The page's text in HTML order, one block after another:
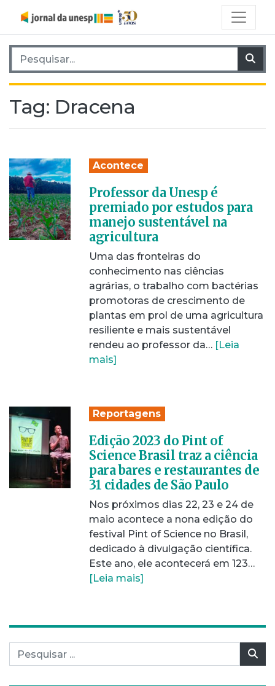
Pesquisar por:
Tag: Dracena
Acontece
Professor da Unesp é
premiado por estudos para
manejo sustentável na
agricultura
Uma das fronteiras do
conhecimento nas ciências
agrárias, o trabalho com bactérias
promotoras de crescimento de
plantas em prol de uma agricultura
resiliente e mais sustentável
rendeu ao professor da… [Leia
mais]
Reportagens
Edição 2023 do Pint of
Science Brasil traz a ciência
para bares e restaurantes de
31 cidades de São Paulo
Nos próximos dias 22, 23 e 24 de
maio acontece a nona edição do
festival Pint of Science no Brasil,
dedicado à divulgação científica.
Este ano, ele acontecerá em 123…
[Leia mais]
Pesquisar por: